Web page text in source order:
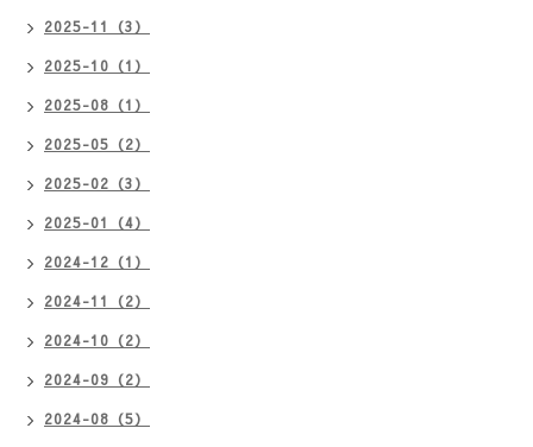
2025-11（3）
2025-10（1）
2025-08（1）
2025-05（2）
2025-02（3）
2025-01（4）
2024-12（1）
2024-11（2）
2024-10（2）
2024-09（2）
2024-08（5）